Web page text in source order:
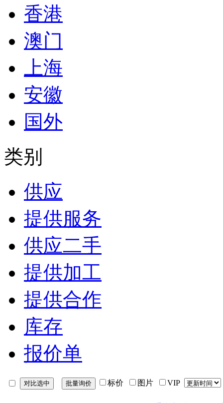
香港
澳门
上海
安徽
国外
类别
供应
提供服务
供应二手
提供加工
提供合作
库存
报价单
标价 图片 VIP